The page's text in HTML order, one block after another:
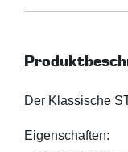
Der Klassische
Eigenschaften: